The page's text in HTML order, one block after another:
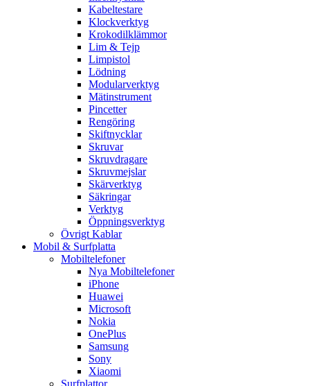
Kabeltestare
Klockverktyg
Krokodilklämmor
Lim & Tejp
Limpistol
Lödning
Modularverktyg
Mätinstrument
Pincetter
Rengöring
Skiftnycklar
Skruvar
Skruvdragare
Skruvmejslar
Skärverktyg
Säkringar
Verktyg
Öppningsverktyg
Övrigt Kablar
Mobil & Surfplatta
Mobiltelefoner
Nya Mobiltelefoner
iPhone
Huawei
Microsoft
Nokia
OnePlus
Samsung
Sony
Xiaomi
Surfplattor